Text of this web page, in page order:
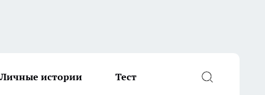
Личные истории Тест